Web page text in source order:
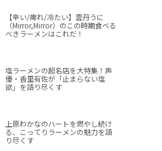
【辛い/痺れ/冷たい】雲丹うに
（Mirror,Mirror）のこの時期食べる
べきラーメンはこれだ！
塩ラーメンの超名店を大特集！声
優・香里有佐が「止まらない塩
欲」を語り尽くす
上原わかなのハートを燃やし続け
る、こってりラーメンの魅力を語
り尽くす